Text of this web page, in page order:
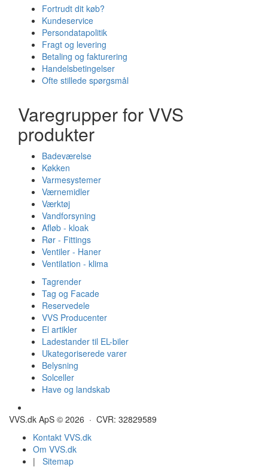
Fortrudt dit køb?
Kundeservice
Persondatapolitik
Fragt og levering
Betaling og fakturering
Handelsbetingelser
Ofte stillede spørgsmål
Varegrupper for VVS
produkter
Badeværelse
Køkken
Varmesystemer
Værnemidler
Værktøj
Vandforsyning
Afløb - kloak
Rør - Fittings
Ventiler - Haner
Ventilation - klima
Tagrender
Tag og Facade
Reservedele
VVS Producenter
El artikler
Ladestander til EL-biler
Ukategoriserede varer
Belysning
Solceller
Have og landskab
VVS.dk ApS © 2026 · CVR: 32829589
Kontakt VVS.dk
Om VVS.dk
| Sitemap